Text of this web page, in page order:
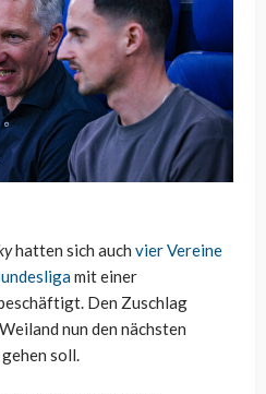
hatten sich auch vier Vereine
mit einer
Den Zuschlag
nun den nächsten
soll.